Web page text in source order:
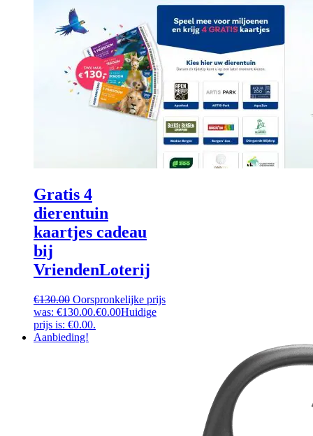
Gratis 4
dierentuin
kaartjes cadeau
bij
VriendenLoterij
€130.00 Oorspronkelijke prijs
was: €130.00.€0.00Huidige
prijs is: €0.00.
Aanbieding!